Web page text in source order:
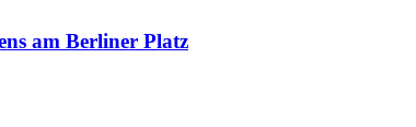
am Berliner Platz